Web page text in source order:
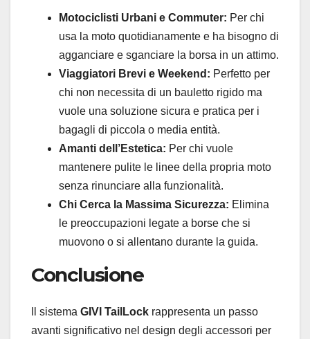
Motociclisti Urbani e Commuter: Per chi
usa la moto quotidianamente e ha bisogno di
agganciare e sganciare la borsa in un attimo.
Viaggiatori Brevi e Weekend: Perfetto per
chi non necessita di un bauletto rigido ma
vuole una soluzione sicura e pratica per i
bagagli di piccola o media entità.
Amanti dell’Estetica: Per chi vuole
mantenere pulite le linee della propria moto
senza rinunciare alla funzionalità.
Chi Cerca la Massima Sicurezza: Elimina
le preoccupazioni legate a borse che si
muovono o si allentano durante la guida.
Conclusione
Il sistema GIVI TailLock rappresenta un passo
avanti significativo nel design degli accessori per